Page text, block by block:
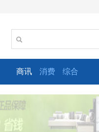
商讯 消费 综合